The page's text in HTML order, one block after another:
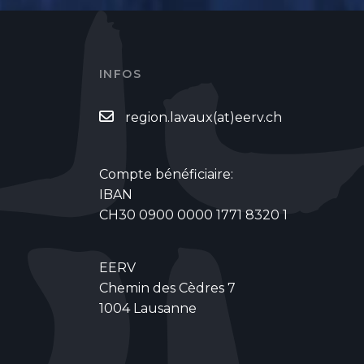
INFOS
region.lavaux(at)eerv.ch
Compte bénéficiaire:
IBAN
CH30 0900 0000 1771 8320 1
EERV
Chemin des Cèdres 7
1004 Lausanne